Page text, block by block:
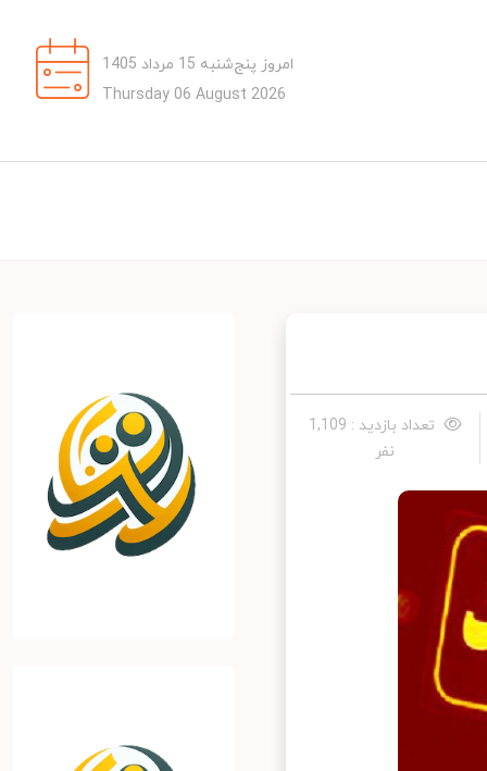
امروز پنج‌شنبه 15 مرداد 1405
Thursday 06 August 2026
تعداد بازدید : 1,109
نفر